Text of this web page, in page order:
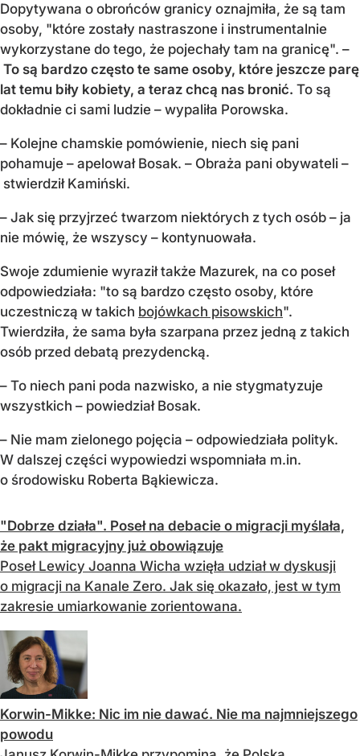
Dopytywana o obrońców granicy oznajmiła, że są tam
osoby, "które zostały nastraszone i instrumentalnie
wykorzystane do tego, że pojechały tam na granicę". –
To są bardzo często te same osoby, które jeszcze parę
lat temu biły kobiety, a teraz chcą nas bronić. To są
dokładnie ci sami ludzie – wypaliła Porowska.
– Kolejne chamskie pomówienie, niech się pani
pohamuje – apelował Bosak. – Obraża pani obywateli –
stwierdził Kamiński.
– Jak się przyjrzeć twarzom niektórych z tych osób – ja
nie mówię, że wszyscy – kontynuowała.
Swoje zdumienie wyraził także Mazurek, na co poseł
odpowiedziała: "to są bardzo często osoby, które
uczestniczą w takich bojówkach pisowskich".
Twierdziła, że sama była szarpana przez jedną z takich
osób przed debatą prezydencką.
– To niech pani poda nazwisko, a nie stygmatyzuje
wszystkich – powiedział Bosak.
– Nie mam zielonego pojęcia – odpowiedziała polityk.
W dalszej części wypowiedzi wspomniała m.in.
o środowisku Roberta Bąkiewicza.
"Dobrze działa". Poseł na debacie o migracji myślała,
że pakt migracyjny już obowiązuje
Poseł Lewicy Joanna Wicha wzięła udział w dyskusji
o migracji na Kanale Zero. Jak się okazało, jest w tym
zakresie umiarkowanie zorientowana.
Korwin-Mikke: Nic im nie dawać. Nie ma najmniejszego
powodu